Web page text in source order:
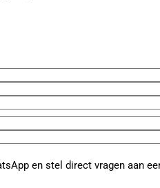
en stel direct vragen aan